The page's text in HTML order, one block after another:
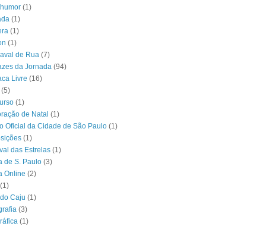
(1)
(1)
(1)
(1)
de Rua (7)
da Jornada (94)
Livre (16)
(5)
(1)
de Natal (1)
Oficial da Cidade de São Paulo (1)
(1)
das Estrelas (1)
de S. Paulo (3)
Online (2)
(1)
Caju (1)
(3)
(1)